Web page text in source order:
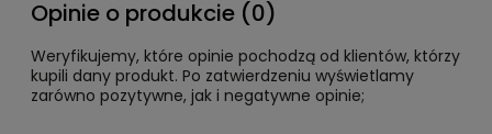
Opinie o produkcie (0)
Weryfikujemy, które opinie pochodzą od klientów, którzy
kupili dany produkt. Po zatwierdzeniu wyświetlamy
zarówno pozytywne, jak i negatywne opinie;